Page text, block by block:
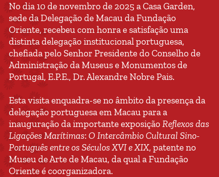
No dia 10 de novembro de 2025 a Casa Garden,
sede da Delegação de Macau da Fundação
Oriente, recebeu com honra e satisfação uma
distinta delegação institucional portuguesa,
chefiada pelo Senhor Presidente do Conselho de
Administração da Museus e Monumentos de
Portugal, E.P.E., Dr. Alexandre Nobre Pais.
Esta visita enquadra-se no âmbito da presença da
delegação portuguesa em Macau para a
inauguração da importante exposiçãoReflexos das
Ligações Marítimas: O Intercâmbio Cultural Sino-
Português entre os Séculos XVI e XIX, patente no
Museu de Arte de Macau, da qual a Fundação
Oriente é coorganizadora.